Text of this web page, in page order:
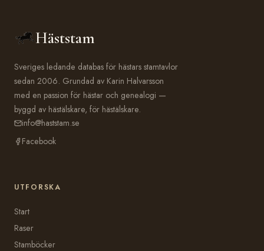
Häststam
Sveriges ledande databas för hästars stamtavlor
sedan 2006. Grundad av Karin Halvarsson
med en passion för hästar och genealogi —
byggd av hästälskare, för hästälskare.
info@haststam.se
Facebook
UTFORSKA
Start
Raser
Stamböcker